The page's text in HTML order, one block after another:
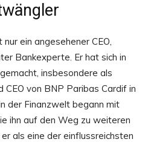
ein angesehener CEO,
Bankexperte. Er hat sich in
insbesondere als
von BNP Paribas Cardif in
der Finanzwelt begann mit
ihn auf den Weg zu weiteren
als eine der einflussreichsten